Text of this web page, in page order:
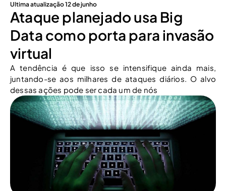
Ultima atualização 12 de junho
Ataque planejado usa Big
Data como porta para invasão
virtual
A tendência é que isso se intensifique ainda mais,
juntando-se aos milhares de ataques diários. O alvo
dessas ações pode ser cada um de nós